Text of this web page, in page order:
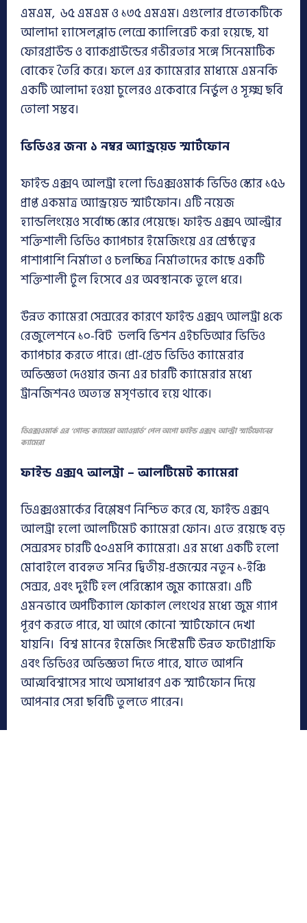
এমএম, ৬৫ এমএম ও ১৩৫ এমএম। এগুলোর প্রত্যেকটিকে
আলাদা হ্যাসেলব্লাড লেন্সে ক্যালিব্রেট করা হয়েছে, যা
ফোরগ্রাউন্ড ও ব্যাকগ্রাউন্ডের গভীরতার সঙ্গে সিনেমাটিক
বোকেহ তৈরি করে। ফলে এর ক্যামেরার মাধ্যমে এমনকি
একটি আলাদা হওয়া চুলেরও একেবারে নির্ভুল ও সূক্ষ্ম ছবি
তোলা সম্ভব।
ভিডিওর জন্য ১ নম্বর অ্যান্ড্রয়েড স্মার্টফোন
ফাইন্ড এক্স৭ আলট্রা হলো ডিএক্সওমার্ক ভিডিও স্কোর ১৫৬
প্রাপ্ত একমাত্র অ্যান্ড্রয়েড স্মার্টফোন। এটি নয়েজ
হ্যান্ডলিংয়েও সর্বোচ্চ স্কোর পেয়েছে। ফাইন্ড এক্স৭ আল্ট্রার
শক্তিশালী ভিডিও ক্যাপচার ইমেজিংয়ে এর শ্রেষ্ঠত্বের
পাশাপাশি নির্মাতা ও চলচ্চিত্র নির্মাতাদের কাছে একটি
শক্তিশালী টুল হিসেবে এর অবস্থানকে তুলে ধরে।
উন্নত ক্যামেরা সেন্সরের কারণে ফাইন্ড এক্স৭ আলট্রা ৪কে
রেজুলেশনে ১০-বিট ডলবি ভিশন এইচডিআর ভিডিও
ক্যাপচার করতে পারে। প্রো-গ্রেড ভিডিও ক্যামেরার
অভিজ্ঞতা দেওয়ার জন্য এর চারটি ক্যামেরার মধ্যে
ট্রানজিশনও অত্যন্ত মসৃণভাবে হয়ে থাকে।
ডিএক্সওমার্ক এর ‘গোল্ড ক্যামেরা অ্যাওয়ার্ড’ পেল অপো ফাইন্ড এক্স৭ আল্ট্রা স্মার্টফোনের
ক্যামেরা
ফাইন্ড এক্স৭ আলট্রা – আলটিমেট ক্যামেরা
ডিএক্সওমার্কের বিশ্লেষণ নিশ্চিত করে যে, ফাইন্ড এক্স৭
আলট্রা হলো আলটিমেট ক্যামেরা ফোন। এতে রয়েছে বড়
সেন্সরসহ চারটি ৫০এমপি ক্যামেরা। এর মধ্যে একটি হলো
মোবাইলে ব্যবহৃত সনির দ্বিতীয়-প্রজন্মের নতুন ১-ইঞ্চি
সেন্সর, এবং দুইটি হল পেরিস্কোপ জুম ক্যামেরা। এটি
এমনভাবে অপটিক্যাল ফোকাল লেংথের মধ্যে জুম গ্যাপ
পূরণ করতে পারে, যা আগে কোনো স্মার্টফোনে দেখা
যায়নি। বিশ্ব মানের ইমেজিং সিস্টেমটি উন্নত ফটোগ্রাফি
এবং ভিডিওর অভিজ্ঞতা দিতে পারে, যাতে আপনি
আত্মবিশ্বাসের সাথে অসাধারণ এক স্মার্টফোন দিয়ে
আপনার সেরা ছবিটি তুলতে পারেন।